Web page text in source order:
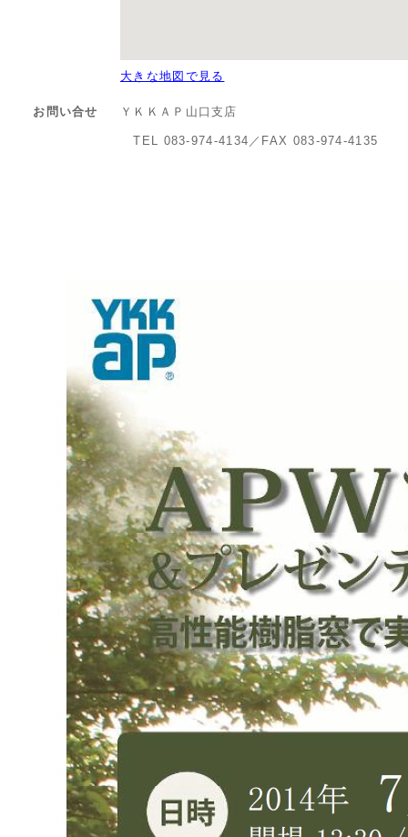
大きな地図で見る
お問い合せ ＹＫＫＡＰ山口支店
TEL 083-974-4134／FAX 083-974-4135